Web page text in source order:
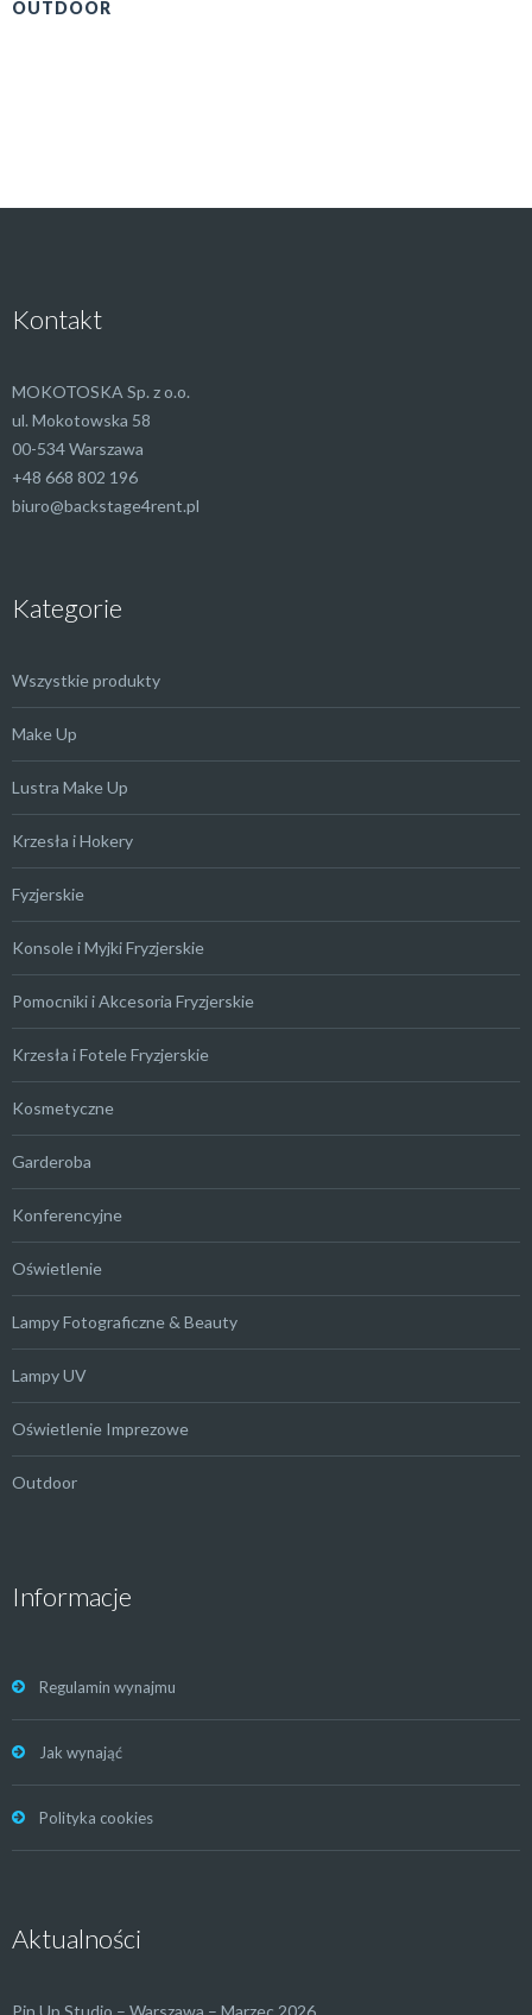
OUTDOOR
Kontakt
MOKOTOSKA Sp. z o.o.
ul. Mokotowska 58
00-534 Warszawa
+48 668 802 196
biuro@backstage4rent.pl
Kategorie
Wszystkie produkty
Make Up
Lustra Make Up
Krzesła i Hokery
Fyzjerskie
Konsole i Myjki Fryzjerskie
Pomocniki i Akcesoria Fryzjerskie
Krzesła i Fotele Fryzjerskie
Kosmetyczne
Garderoba
Konferencyjne
Oświetlenie
Lampy Fotograficzne & Beauty
Lampy UV
Oświetlenie Imprezowe
Outdoor
Informacje
Regulamin wynajmu
Jak wynająć
Polityka cookies
Aktualności
Pin Up Studio – Warszawa – Marzec 2026